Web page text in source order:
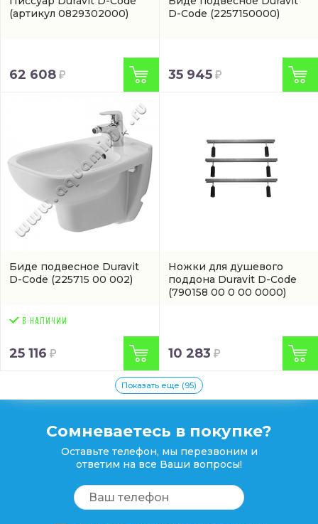
(артикул 0829302000)
62 608
D-Code (2257150000)
35 945
Биде подвесное Duravit
D-Code (225715 00 002)
25 116
Ножки для душевого
поддона Duravit D-Code
(790158 00 0 00 0000)
10 283
Показать еще (95)
Сомневаетесь в покупке?
Оставьте телефон, мы перезвоним и
ответим на все Ваши вопросы!